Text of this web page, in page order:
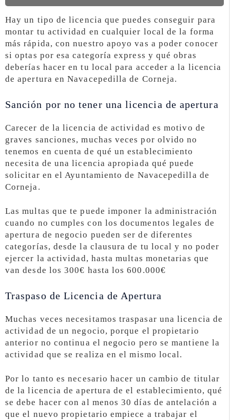
Hay un tipo de licencia que puedes conseguir para
montar tu actividad en cualquier local de la forma
más rápida, con nuestro apoyo vas a poder conocer
si optas por esa categoría express y qué obras
deberías hacer en tu local para acceder a la licencia
de apertura en Navacepedilla de Corneja.
Sanción por no tener una licencia de apertura
Carecer de la licencia de actividad es motivo de
graves sanciones, muchas veces por olvido no
tenemos en cuenta de qué un establecimiento
necesita de una licencia apropiada qué puede
solicitar en el Ayuntamiento de Navacepedilla de
Corneja.
Las multas que te puede imponer la administración
cuando no cumples con los documentos legales de
apertura de negocio pueden ser de diferentes
categorías, desde la clausura de tu local y no poder
ejercer la actividad, hasta multas monetarias que
van desde los 300€ hasta los 600.000€
Traspaso de Licencia de Apertura
Muchas veces necesitamos traspasar una licencia de
actividad de un negocio, porque el propietario
anterior no continua el negocio pero se mantiene la
actividad que se realiza en el mismo local.
Por lo tanto es necesario hacer un cambio de titular
de la licencia de apertura de el establecimiento, qué
se debe hacer con al menos 30 días de antelación a
que el nuevo propietario empiece a trabajar el